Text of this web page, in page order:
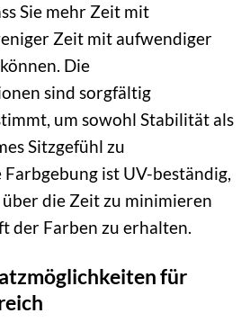
Sie mehr Zeit mit
Zeit mit aufwendiger
Die
sind sorgfältig
um sowohl Stabilität als
Sitzgefühl zu
ist UV-beständig,
die Zeit zu minimieren
der Farben zu erhalten.
für